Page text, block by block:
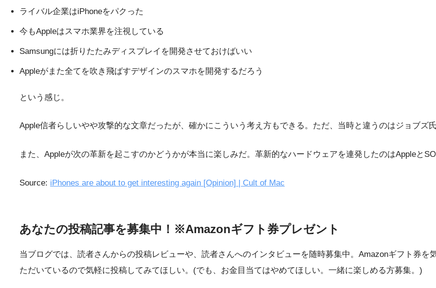
ライバル企業はiPhoneをパクった
今もAppleはスマホ業界を注視している
Samsungには折りたたみディスプレイを開発させておけばいい
Appleがまた全てを吹き飛ばすデザインのスマホを開発するだろう
という感じ。
Apple信者らしいやや攻撃的な文章だったが、確かにこういう考え方もできる。ただ、当時と違うのはジョブズ
また、Appleが次の革新を起こすのかどうかが本当に楽しみだ。革新的なハードウェアを連発したのはAppleと
Source: iPhones are about to get interesting again [Opinion] | Cult of Mac
あなたの投稿記事を募集中！※Amazonギフト券プレゼント
当ブログでは、読者さんからの投稿レビューや、読者さんへのインタビューを随時募集中。Amazonギフト券
ただいているので気軽に投稿してみてほしい。(でも、お金目当てはやめてほしい。一緒に楽しめる方募集。)